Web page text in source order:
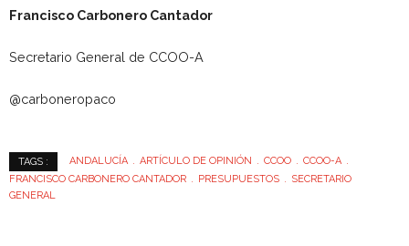
Francisco Carbonero Cantador
Secretario General de CCOO-A
@carboneropaco
TAGS : ANDALUCÍA ARTÍCULO DE OPINIÓN CCOO
CCOO-A
FRANCISCO CARBONERO CANTADOR
PRESUPUESTOS
SECRETARIO
GENERAL